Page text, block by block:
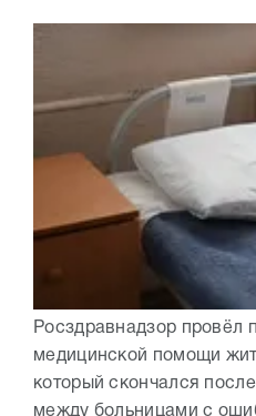
Росздравнадзор провёл
медицинской помощи
который скончался
между больницами с